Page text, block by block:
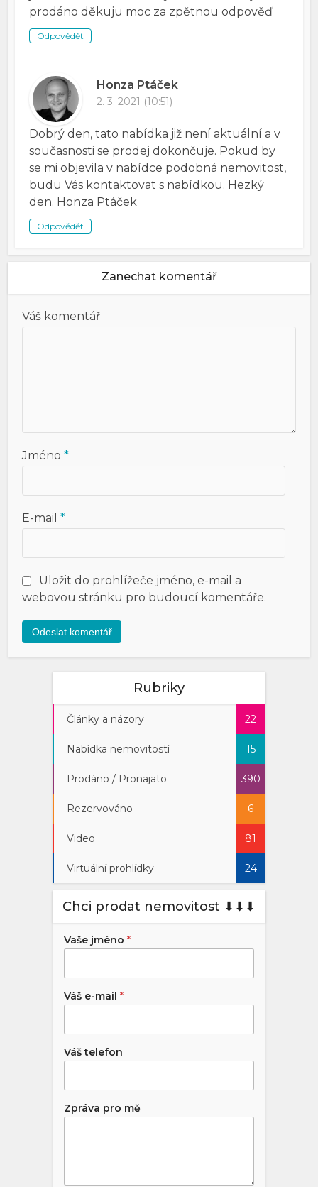
prodáno děkuju moc za zpětnou odpověď
Odpovědět
Honza Ptáček
2. 3. 2021 (10:51)
Dobrý den, tato nabídka již není aktuální a v
současnosti se prodej dokončuje. Pokud by
se mi objevila v nabídce podobná nemovitost,
budu Vás kontaktovat s nabídkou. Hezký
den. Honza Ptáček
Odpovědět
Zanechat komentář
Váš komentář
Jméno*
E-mail*
Uložit do prohlížeče jméno, e-mail a
webovou stránku pro budoucí komentáře.
Rubriky
Články a názory 22
Nabídka nemovitostí 15
Prodáno / Pronajato 390
Rezervováno 6
Video 81
Virtuální prohlídky 24
Chci prodat nemovitost ⬇︎⬇︎⬇︎
Vaše jméno *
Váš e-mail *
Váš telefon
Zpráva pro mě